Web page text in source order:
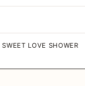
LOVE SHOWER